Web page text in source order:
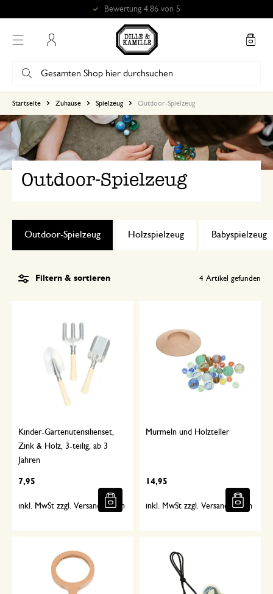
Bewertung 4.86 von 5
Startseite Zuhause Spielzeug Outdoor-Spielzeug
Outdoor-Spielzeug
Holzspielzeug Babyspielzeug
Outdoor-Spielzeug
Filtern & sortieren 4 Artikel gefunden
Kinder-Gartenutensilienset,
Zink & Holz, 3-teilig, ab 3
Jahren
7,95
inkl. MwSt zzgl. Versandkosten
Murmeln und Holzteller
14,95
inkl. MwSt zzgl. Versandkosten